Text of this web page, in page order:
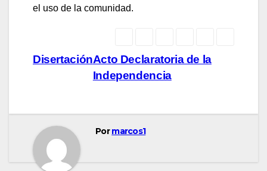
el uso de la comunidad.
Navegación
entradas
Acto Declaratoria de la
Independencia
Disertación
Pormarcos1